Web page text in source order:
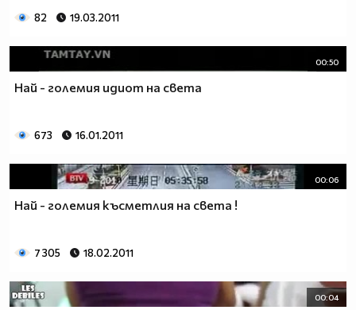
82 19.03.2011
00:50
Най - големия идиот на света
673 16.01.2011
00:06
Най - големия късметлия на света !
7 305 18.02.2011
00:04